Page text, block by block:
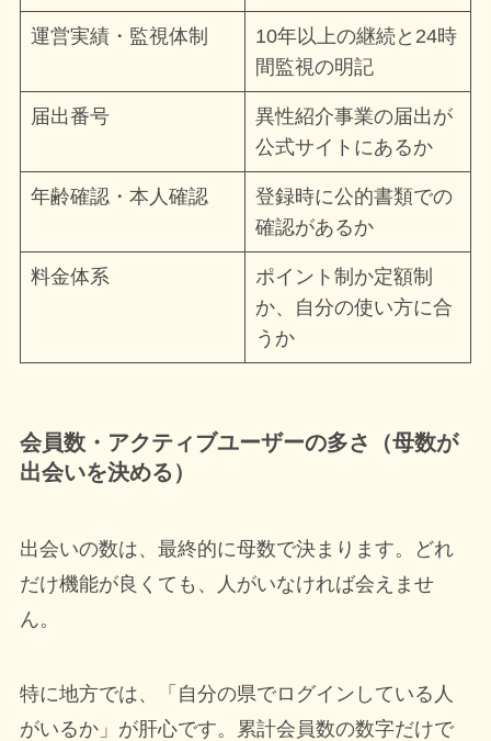
運営実績・監視体制
10年以上の継続と24時
間監視の明記
届出番号
異性紹介事業の届出が
公式サイトにあるか
年齢確認・本人確認
登録時に公的書類での
確認があるか
料金体系
ポイント制か定額制
か、自分の使い方に合
うか
会員数・アクティブユーザーの多さ（母数が
出会いを決める）
出会いの数は、最終的に母数で決まります。どれ
だけ機能が良くても、人がいなければ会えませ
ん。
特に地方では、「自分の県でログインしている人
がいるか」が肝心です。累計会員数の数字だけで